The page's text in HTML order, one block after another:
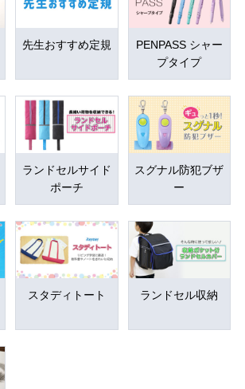
先生おすすめ定規
PENPASS シャー
プタイプ
ランドセルサイド
ポーチ
スグナル防犯ブザ
ー
スタディトート ランドセル収納